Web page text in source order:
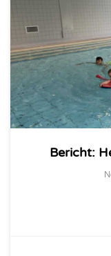
Bericht: